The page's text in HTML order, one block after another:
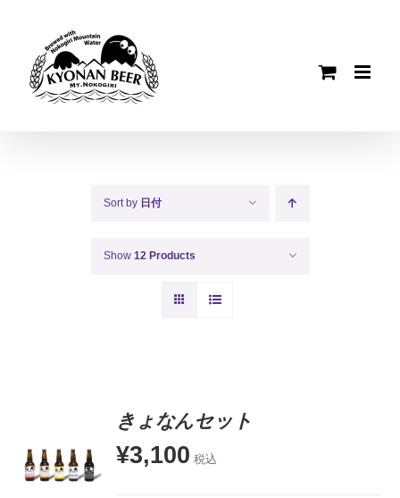
content
Sort by 日付
Show 12 Products
お買い物
きょなんセット
¥3,100 税込